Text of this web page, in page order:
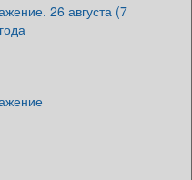
26 августа (7